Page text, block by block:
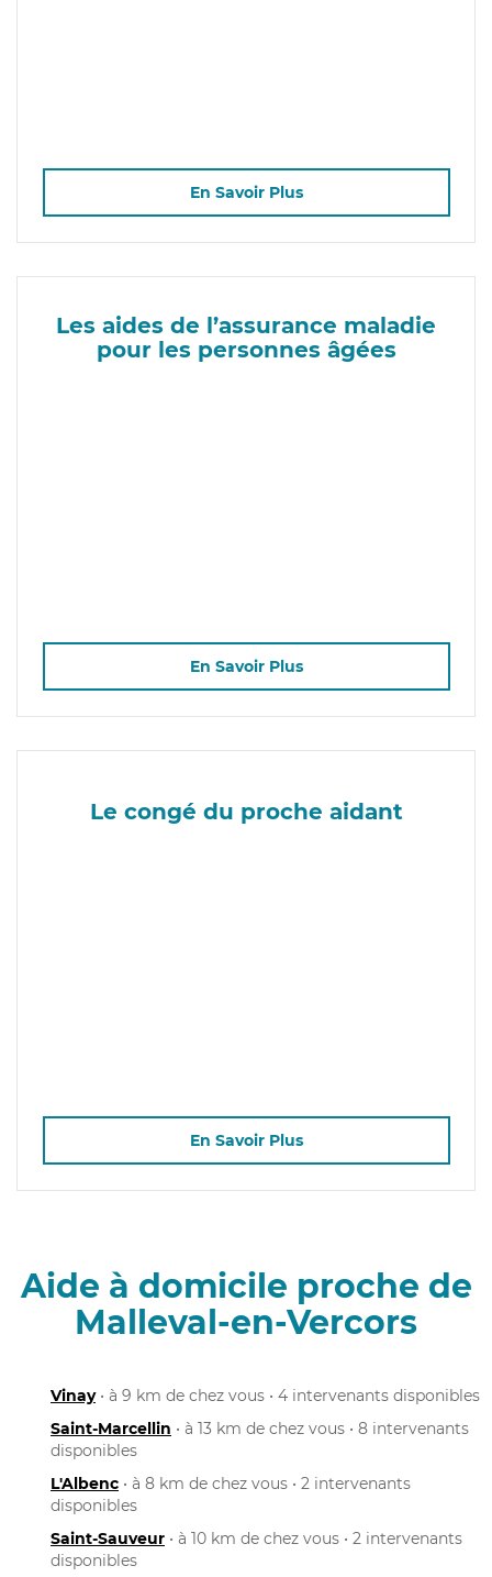
En Savoir Plus
Les aides de l’assurance maladie
pour les personnes âgées
En Savoir Plus
Le congé du proche aidant
En Savoir Plus
Aide à domicile proche de
Malleval-en-Vercors
Vinay• à 9 km de chez vous • 4 intervenants disponibles
Saint-Marcellin • à 13 km de chez vous • 8 intervenants
disponibles
L'Albenc • à 8 km de chez vous • 2 intervenants
disponibles
Saint-Sauveur • à 10 km de chez vous • 2 intervenants
disponibles